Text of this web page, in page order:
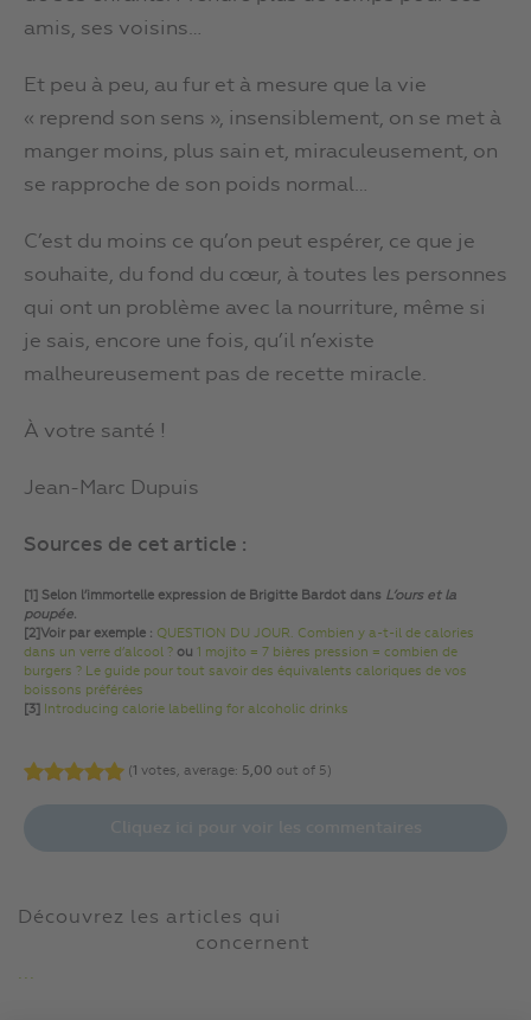
amis, ses voisins…
Et peu à peu, au fur et à mesure que la vie
« reprend son sens », insensiblement, on se met à
manger moins, plus sain et, miraculeusement, on
se rapproche de son poids normal…
C’est du moins ce qu’on peut espérer, ce que je
souhaite, du fond du cœur, à toutes les personnes
qui ont un problème avec la nourriture, même si
je sais, encore une fois, qu’il n’existe
malheureusement pas de recette miracle.
À votre santé !
Jean-Marc Dupuis
Sources de cet article :
[1] Selon l’immortelle expression de Brigitte Bardot dans L’ours et la
poupée.
[2]Voir par exemple : QUESTION DU JOUR. Combien y a-t-il de calories
dans un verre d’alcool ? ou 1 mojito = 7 bières pression = combien de
burgers ? Le guide pour tout savoir des équivalents caloriques de vos
boissons préférées
[3]
Introducing calorie labelling for alcoholic drinks
(1 votes, average: 5,00 out of 5)
Découvrez les articles qui
concernent
...